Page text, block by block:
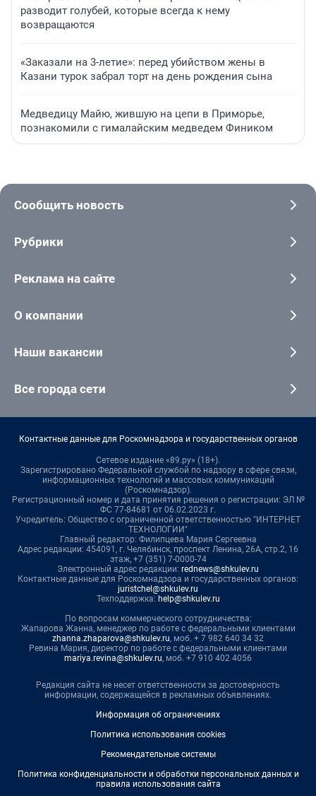
разводит голубей, которые всегда к нему
возвращаются
«Заказали на 3-летие»: перед убийством жены в
Казани турок забрал торт на день рождения сына
Медведицу Майю, жившую на цепи в Приморье,
познакомили с гималайским медведем Фиником
Сообщить новость
Рубрики
Реклама на сайте
О компании
Наши вакансии
Все города сети
Контактные данные для Роскомнадзора и государственных органов
Сетевое издание «89.ру» (18+).
Зарегистрировано Федеральной службой по надзору в сфере связи,
информационных технологий и массовых коммуникаций
(Роскомнадзор).
Регистрационный номер и дата принятия решения о регистрации: ЭЛ №
ФС 77-84681 от 06.02.2023 г.
Учредитель: Общество с ограниченной ответственностью "ИНТЕРНЕТ
ТЕХНОЛОГИИ"
Главный редактор: Филипцева Мария Сергеевна
Адрес редакции: 454091, г. Челябинск, проспект Ленина, 26А, стр.2, 16
этаж, +7 (351) 7-0000-74
Электронный адрес редакции: rednews@shkulev.ru
Контактные данные для Роскомнадзора и государственных органов:
juristchel@shkulev.ru
Техподдержка: help@shkulev.ru
По вопросам коммерческого сотрудничества:
Жапарова Жанна, менеджер по работе с федеральными клиентами
zhanna.zhaparova@shkulev.ru, моб. + 7 982 640 34 32
Ревина Мария, директор по работе с федеральными клиентами
mariya.revina@shkulev.ru, моб. +7 910 402 4056
Редакция сайта не несет ответственности за достоверность
информации, содержащейся в рекламных объявлениях.
Информация об ограничениях
Политика использования cookies
Рекомендательные системы
Политика конфиденциальности и обработки персональных данных и
правила использования сайта